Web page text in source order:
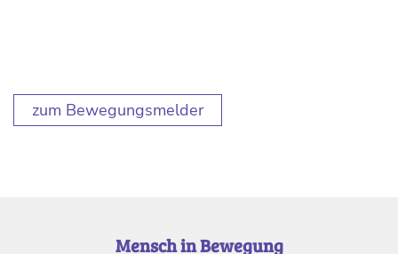
zum Bewegungsmelder
Mensch in Bewegung